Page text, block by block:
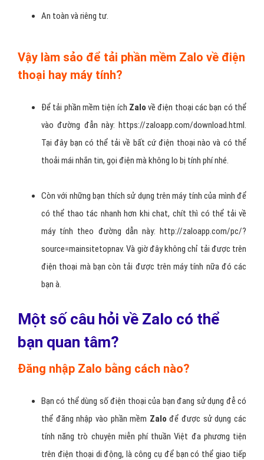
An toàn và riêng tư.
Vậy làm sảo để tải phần mềm Zalo về điện
thoại hay máy tính?
Để tải phần mềm tiện ích Zalo về điện thoại các bạn có thể
vào đường đẫn này: https://zaloapp.com/download.html.
Tại đây bạn có thể tải về bất cứ điện thoại nào và có thể
thoải mái nhắn tin, gọi điện mà không lo bị tính phí nhé.
Còn với những bạn thích sử dụng trên máy tính của mình để
có thể thao tác nhanh hơn khi chat, chít thì có thể tải về
máy tính theo đường dẫn này: http://zaloapp.com/pc/?
source=mainsitetopnav. Và giờ đây không chỉ tải được trên
điện thoại mà bạn còn tải được trên máy tính nữa đó các
bạn à.
Một số câu hỏi về Zalo có thể
bạn quan tâm?
Đăng nhập Zalo bằng cách nào?
Bạn có thể dùng số điện thoại của bạn đang sử dụng đễ có
thể đăng nhập vào phần mềm Zalo để được sử dụng các
tính năng trò chuyện miễn phí thuần Việt đa phương tiện
trên điện thoại di động, là công cụ để bạn có thể giao tiếp